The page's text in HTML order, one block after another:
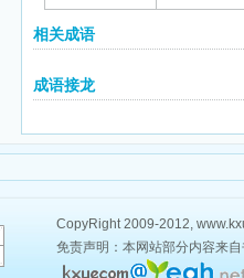
相关成语
成语接龙
CopyRight 2009-2012,
免责声明：本网站部分内容来